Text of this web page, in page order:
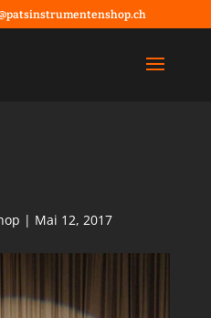
| Mai 12, 2017